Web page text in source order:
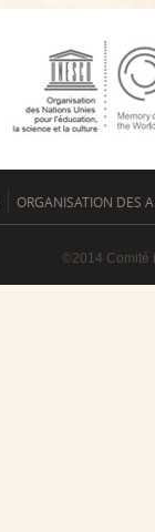
ORGANISATION DES
©2014 Comité